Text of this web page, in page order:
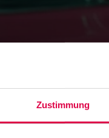
Zustimmung